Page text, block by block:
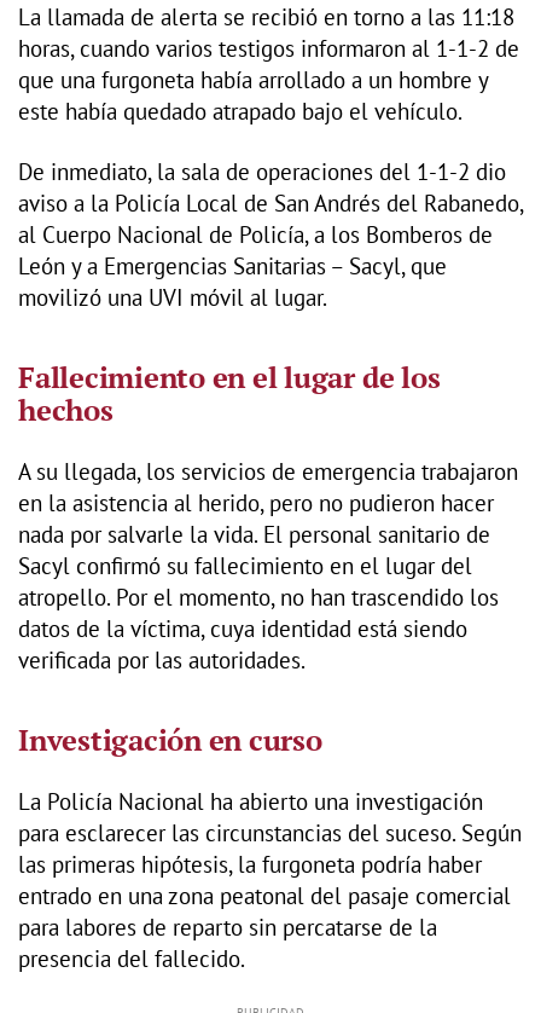
La llamada de alerta se recibió en torno a las 11:18
horas, cuando varios testigos informaron al 1-1-2 de
que una furgoneta había arrollado a un hombre y
este había quedado atrapado bajo el vehículo.
De inmediato, la sala de operaciones del 1-1-2 dio
aviso a la Policía Local de San Andrés del Rabanedo,
al Cuerpo Nacional de Policía, a los Bomberos de
León y a Emergencias Sanitarias – Sacyl, que
movilizó una UVI móvil al lugar.
Fallecimiento en el lugar de los
hechos
A su llegada, los servicios de emergencia trabajaron
en la asistencia al herido, pero no pudieron hacer
nada por salvarle la vida. El personal sanitario de
Sacyl confirmó su fallecimiento en el lugar del
atropello. Por el momento, no han trascendido los
datos de la víctima, cuya identidad está siendo
verificada por las autoridades.
Investigación en curso
La Policía Nacional ha abierto una investigación
para esclarecer las circunstancias del suceso. Según
las primeras hipótesis, la furgoneta podría haber
entrado en una zona peatonal del pasaje comercial
para labores de reparto sin percatarse de la
presencia del fallecido.